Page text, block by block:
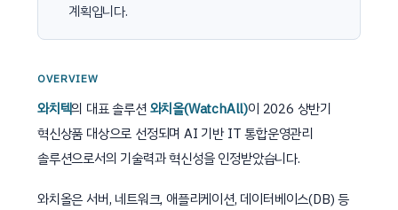
계획입니다.
OVERVIEW
와치텍의 대표 솔루션와치올(WatchAll)이 2026 상반기
혁신상품 대상으로 선정되며 AI 기반 IT 통합운영관리
솔루션으로서의 기술력과 혁신성을 인정받았습니다.
와치올은 서버, 네트워크, 애플리케이션, 데이터베이스(DB) 등